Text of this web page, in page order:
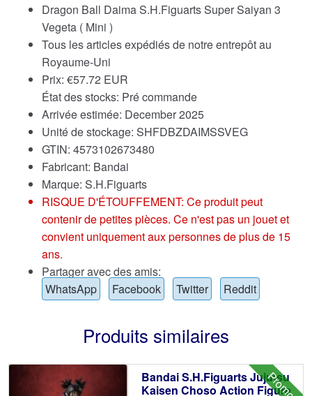
Dragon Ball Daima S.H.Figuarts Super Saiyan 3
Vegeta ( Mini )
Tous les articles expédiés de notre entrepôt au
Royaume-Uni
Prix: €57.72 EUR
État des stocks: Pré commande
Arrivée estimée: December 2025
Unité de stockage: SHFDBZDAIMSSVEG
GTIN: 4573102673480
Fabricant: Bandai
Marque: S.H.Figuarts
RISQUE D'ÉTOUFFEMENT: Ce produit peut
contenir de petites pièces. Ce n'est pas un jouet et
convient uniquement aux personnes de plus de 15
ans.
Partager avec des amis:
WhatsApp
Facebook Twitter Reddit
Produits similaires
Promo !
Bandai S.H.Figuarts Jujutsu
Kaisen Choso Action Figure